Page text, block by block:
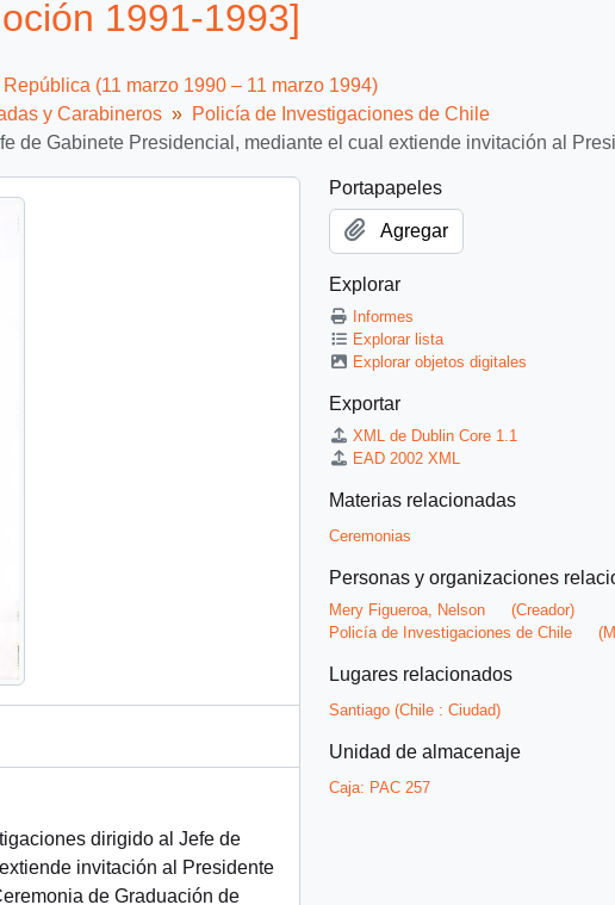
1991-1993]
(11 marzo 1990 – 11 marzo 1994)
y Carabineros
Policía de Investigaciones de Chile
de Gabinete Presidencial, mediante el cual extiende invitación al
dirigido al Jefe de
invitación al Presidente
de Graduación de
Portapapeles
Agregar
Explorar
Informes
Explorar lista
Explorar objetos digitales
Exportar
XML de Dublin Core 1.1
EAD 2002 XML
Materias relacionadas
Ceremonias
Personas y organizaciones
Mery Figueroa, Nelson
(Creador)
Policía de Investigaciones de Chile
Lugares relacionados
Santiago (Chile : Ciudad)
Unidad de almacenaje
Caja: PAC 257